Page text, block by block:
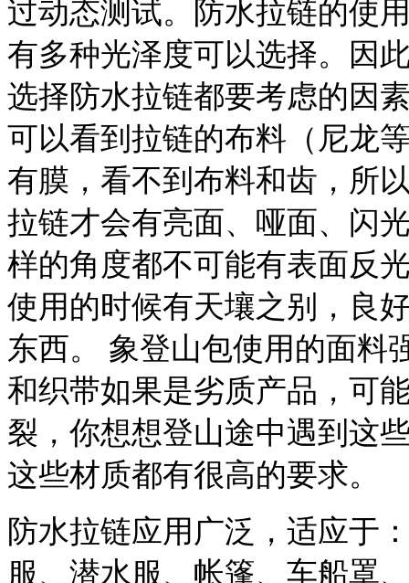
过动态测试。防水拉链的使
有多种光泽度可以选择。因
选择防水拉链都要考虑的因
可以看到拉链的布料（尼龙
有膜，看不到布料和齿，所
拉链才会有亮面、哑面、闪
样的角度都不可能有表面反
使用的时候有天壤之别，良
东西。 象登山包使用的面料
和织带如果是劣质产品，可
裂，你想想登山途中遇到这
这些材质都有很高的要求。
防水拉链应用广泛，适应于
服、潜水服、帐篷、车船罩